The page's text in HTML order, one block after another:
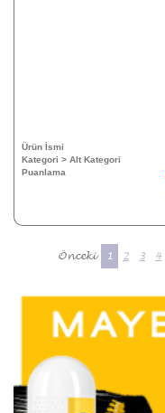
Ürün İsmi
Kategori > Alt Kategori
Puanlama
Önceki 1 2 3 4